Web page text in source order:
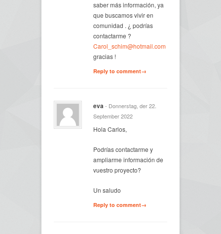
saber más información, ya
que buscamos vivir en
comunidad . ¿ podrías
contactarme ?
Carol_schim@hotmail.com
gracias !
Reply to comment→
eva- Donnerstag, der 22.
September 2022
Hola Carlos,
Podrías contactarme y
ampliarme información de
vuestro proyecto?
Un saludo
Reply to comment→